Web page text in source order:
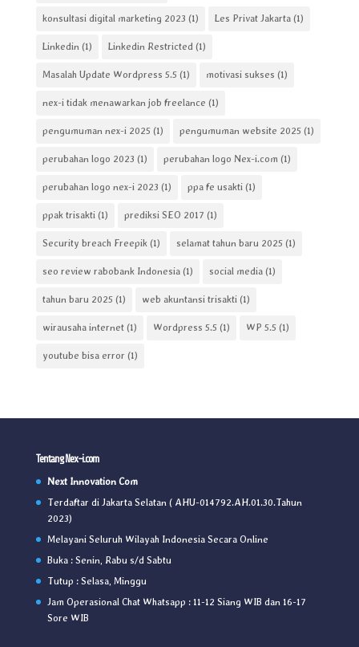
konsultasi digital marketing 2023 (1) Les Privat Jakarta(1)
Linkedin(1) Linkedin Restricted (1)
Masalah Update Wordpress 5.5(1) motivasi sukses (1)
nex-i tidak menawarkan job freelance (1)
pengumuman nex-i 2025(1) pengumuman website 2025(1)
perubahan logo 2023 (1) perubahan logo Nex-i.com (1)
perubahan logo nex-i 2023 (1) ppa fe usakti(1)
ppak trisakti(1) prediksi SEO 2017 (1)
Security breach Freepik(1) selamat tahun baru 2025(1)
seo review rabobank Indonesia(1) social media(1)
tahun baru 2025(1) web akuntansi trisakti(1)
wirausaha internet(1) Wordpress 5.5(1) WP 5.5(1)
youtube bisa error (1)
Tentang Nex-i.com
Next Innovation Com
Terdaftar di Jakarta Selatan ( AHU-014792.AH.01.30.Tahun
2023)
Melayani Seluruh Wilayah Indonesia Secara Online
Buka : Senin, Rabu s/d Sabtu
Tutup : Selasa, Minggu
Jam Operasional Chat Whatsapp : 11-12 Siang WIB dan 16-17
Sore WIB